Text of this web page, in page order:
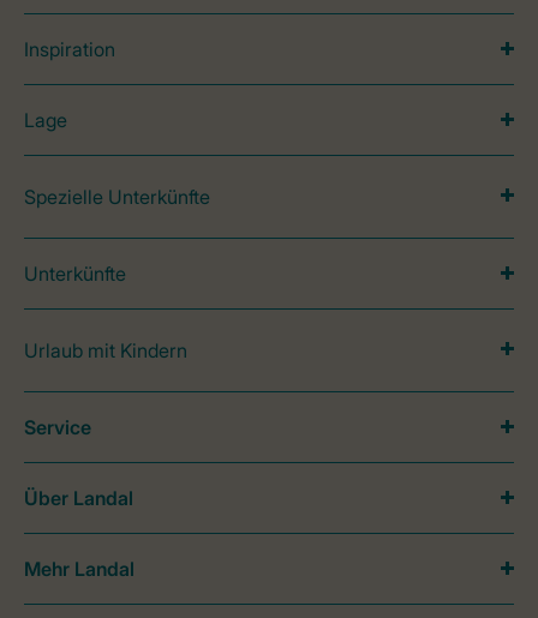
Inspiration
Lage
Spezielle Unterkünfte
Unterkünfte
Urlaub mit Kindern
Service
Über Landal
Mehr Landal